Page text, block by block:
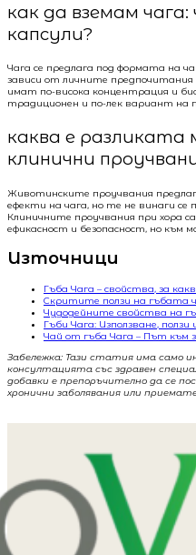
как да вземам
капсули?
Чага се предлага под формата на
зависи от личните
имат по-висока концентрация и
традиционен и по-лек вариант на
каква е
клинични
Животинските проучвания
ефекти на чага, но те не винаги се
Клиничните проучвания при хора
ефикасност и безопасност, но към
Източници
Гъба Чага – свойства, за
Скритите ползи на гъбата
Чудодейните свойства на
Гъби Чага: Използване,
Чай от гъба Чага – Път към
Забележка: Тази статия има само
консултацията със здравен
добавки е препоръчително да се
хронични заболявания или